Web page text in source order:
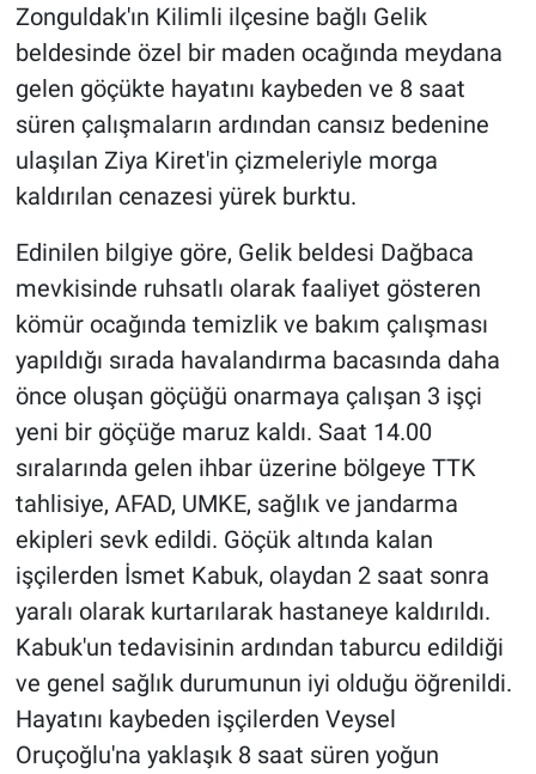
Zonguldak'ın Kilimli ilçesine bağlı Gelik
beldesinde özel bir maden ocağında meydana
gelen göçükte hayatını kaybeden ve 8 saat
süren çalışmaların ardından cansız bedenine
ulaşılan Ziya Kiret'in çizmeleriyle morga
kaldırılan cenazesi yürek burktu.
Edinilen bilgiye göre, Gelik beldesi Dağbaca
mevkisinde ruhsatlı olarak faaliyet gösteren
kömür ocağında temizlik ve bakım çalışması
yapıldığı sırada havalandırma bacasında daha
önce oluşan göçüğü onarmaya çalışan 3 işçi
yeni bir göçüğe maruz kaldı. Saat 14.00
sıralarında gelen ihbar üzerine bölgeye TTK
tahlisiye, AFAD, UMKE, sağlık ve jandarma
ekipleri sevk edildi. Göçük altında kalan
işçilerden İsmet Kabuk, olaydan 2 saat sonra
yaralı olarak kurtarılarak hastaneye kaldırıldı.
Kabuk'un tedavisinin ardından taburcu edildiği
ve genel sağlık durumunun iyi olduğu öğrenildi.
Hayatını kaybeden işçilerden Veysel
Oruçoğlu'na yaklaşık 8 saat süren yoğun